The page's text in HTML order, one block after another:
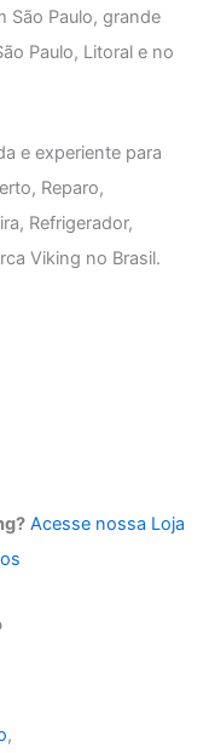
São Paulo, grande
Paulo, Litoral e no
e experiente para
Reparo,
Refrigerador,
Viking no Brasil.
Acesse nossa Loja
,